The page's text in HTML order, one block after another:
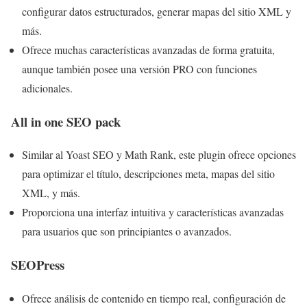
configurar datos estructurados, generar mapas del sitio XML y
más.
Ofrece muchas características avanzadas de forma gratuita,
aunque también posee una versión PRO con funciones
adicionales.
All in one SEO pack
Similar al Yoast SEO y Math Rank, este plugin ofrece opciones
para optimizar el título, descripciones meta, mapas del sitio
XML, y más.
Proporciona una interfaz intuitiva y características avanzadas
para usuarios que son principiantes o avanzados.
SEOPress
Ofrece análisis de contenido en tiempo real, configuración de